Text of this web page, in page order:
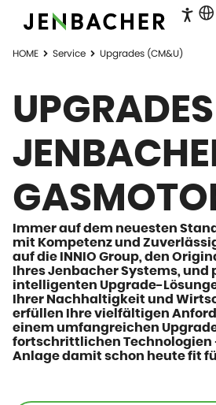
HOME Service Upgrades (CM&U)
Immer auf dem neuesten
mit Kompetenz und
auf die INNIO Group, den
Ihres Jenbacher Systems, und
intelligenten Upgrade-
Ihrer Nachhaltigkeit und
erfüllen Ihre vielfältigen
einem umfangreichen
fortschrittlichen Technologien
Anlage damit schon heute fit